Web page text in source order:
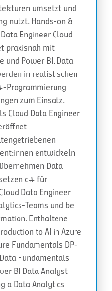
umsetzt und
nutzt. Hands-on &
Engineer Cloud
praxisnah mit
und Power BI. Data
in realistischen
Programmierung
zum Einsatz.
Cloud Data Engineer
entwickeln
Data
c# für
Data Engineer
Teams und bei
Enthaltene
to AI in Azure
Fundamentals DP-
Fundamentals
BI Data Analyst
a Data Analytics